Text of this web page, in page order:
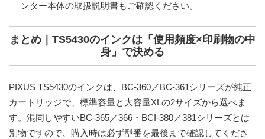
ンター本体の取扱説明書もご確認ください。
まとめ｜TS5430のインクは「使用頻度×印刷物の中
身」で決める
PIXUS TS5430のインクは、BC-360／BC-361シリーズが純正
カートリッジで、標準容量と大容量XLの2サイズから選べま
す。混同しやすいBC-365／366・BCI-380／381シリーズとは
別物ですので、購入時は必ず型番を最後まで確認してくださ